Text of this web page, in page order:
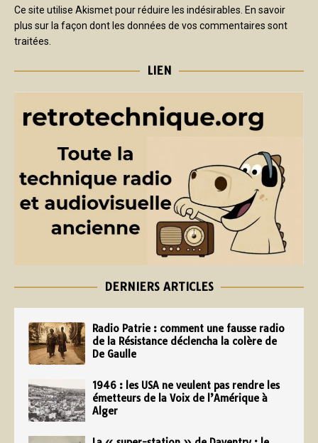
Ce site utilise Akismet pour réduire les indésirables. En savoir
plus sur la façon dont les données de vos commentaires sont
traitées.
LIEN
DERNIERS ARTICLES
Radio Patrie : comment une fausse radio
de la Résistance déclencha la colère de
De Gaulle
1946 : les USA ne veulent pas rendre les
émetteurs de la Voix de l’Amérique à
Alger